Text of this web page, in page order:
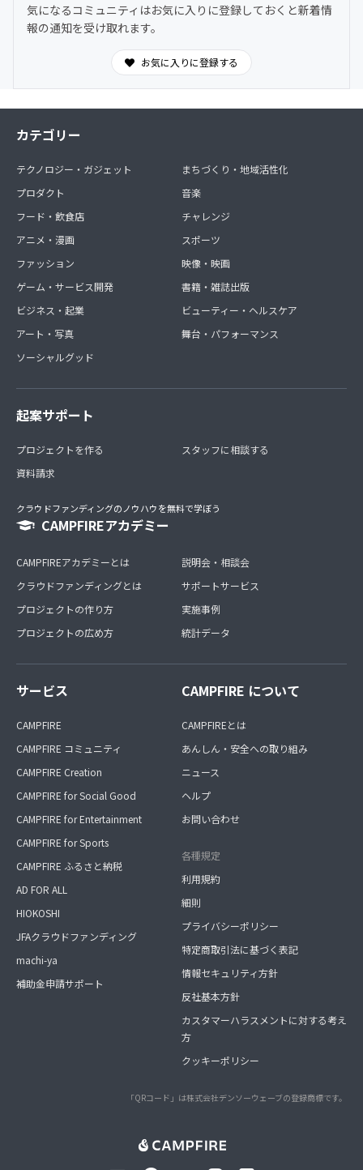
気になるコミュニティはお気に入りに登録しておくと新着情
報の通知を受け取れます。
お気に入りに登録する
カテゴリー
テクノロジー・ガジェット
プロダクト
フード・飲食店
アニメ・漫画
ファッション
ゲーム・サービス開発
ビジネス・起業
アート・写真
ソーシャルグッド
まちづくり・地域活性化
音楽
チャレンジ
スポーツ
映像・映画
書籍・雑誌出版
ビューティー・ヘルスケア
舞台・パフォーマンス
起案サポート
プロジェクトを作る
資料請求
スタッフに相談する
クラウドファンディングのノウハウを無料で学ぼう
CAMPFIREアカデミー
CAMPFIREアカデミーとは
クラウドファンディングとは
プロジェクトの作り方
プロジェクトの広め方
説明会・相談会
サポートサービス
実施事例
統計データ
サービス
CAMPFIRE
CAMPFIRE コミュニティ
CAMPFIRE Creation
CAMPFIRE for Social Good
CAMPFIRE for Entertainment
CAMPFIRE for Sports
CAMPFIRE ふるさと納税
AD FOR ALL
HIOKOSHI
JFAクラウドファンディング
machi-ya
補助金申請サポート
CAMPFIRE について
CAMPFIREとは
あんしん・安全への取り組み
ニュース
ヘルプ
お問い合わせ
各種規定
利用規約
細則
プライバシーポリシー
特定商取引法に基づく表記
情報セキュリティ方針
反社基本方針
カスタマーハラスメントに対する考え
方
クッキーポリシー
「QRコード」は株式会社デンソーウェーブの登録商標です。